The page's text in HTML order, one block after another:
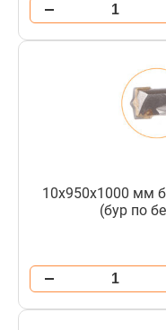
10х950х1000 мм
(бур по